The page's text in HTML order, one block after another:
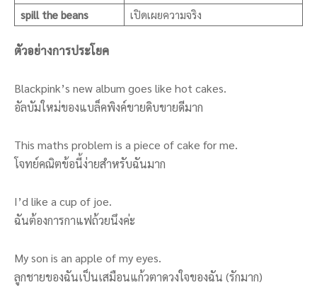
spill the beans
เปิดเผยความจริง
ตัวอย่างการประโยค
Blackpink’s new album goes like hot cakes.
อัลบัมใหม่ของแบล็คพิงค์ขายดิบขายดีมาก
This maths problem is a piece of cake for me.
โจทย์คณิตข้อนี้ง่ายสำหรับฉันมาก
I’d like a cup of joe.
ฉันต้องการกาแฟถ้วยนึงค่ะ
My son is an apple of my eyes.
ลูกชายของฉันเป็นเสมือนแก้วตาดวงใจของฉัน (รักมาก)